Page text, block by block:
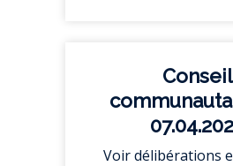
Conseil
Voir délibérations